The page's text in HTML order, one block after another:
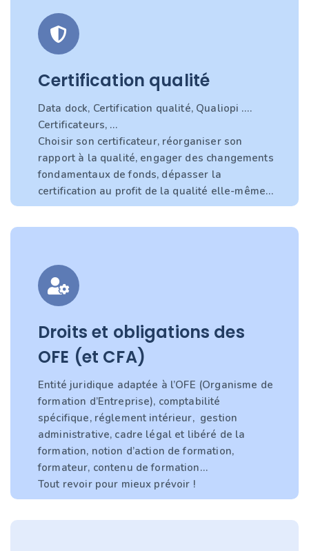
Certification qualité
Data dock, Certification qualité, Qualiopi ….
Certificateurs, …
Choisir son certificateur, réorganiser son
rapport à la qualité, engager des changements
fondamentaux de fonds, dépasser la
certification au profit de la qualité elle-même…
Droits et obligations des
OFE (et CFA)
Entité juridique adaptée à l’OFE (Organisme de
formation d’Entreprise), comptabilité
spécifique, réglement intérieur, gestion
administrative, cadre légal et libéré de la
formation, notion d’action de formation,
formateur, contenu de formation…
Tout revoir pour mieux prévoir !